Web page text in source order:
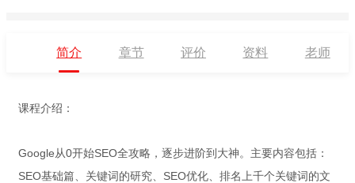
简介 章节 评价 资料 老师
课程介绍：
Google从0开始SEO全攻略，逐步进阶到大神。主要内容包括：
SEO基础篇、关键词的研究、SEO优化、排名上千个关键词的文